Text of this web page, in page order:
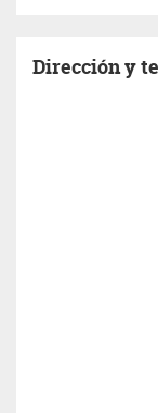
Dirección y